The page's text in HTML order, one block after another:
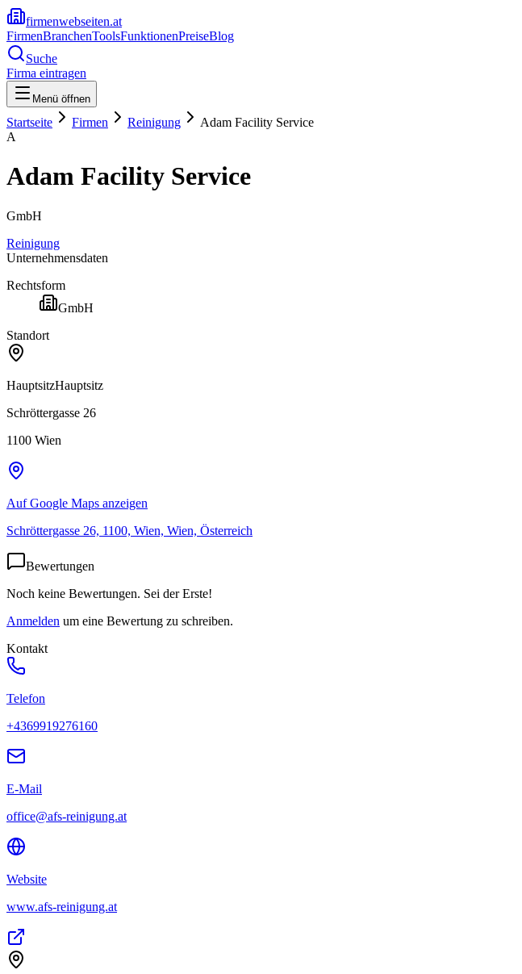
firmenwebseiten.at
FirmenBranchenToolsFunktionenPreiseBlog
Suche
Firma eintragen
Menü öffnen
Startseite Firmen Reinigung
Adam Facility Service
A
Adam Facility Service
GmbH
Reinigung
Unternehmensdaten
Rechtsform
GmbH
Standort
HauptsitzHauptsitz
Schröttergasse 26
1100 Wien
Auf Google Maps anzeigen
Schröttergasse 26, 1100, Wien, Wien, Österreich
Bewertungen
Noch keine Bewertungen. Sei der Erste!
Anmelden um eine Bewertung zu schreiben.
Kontakt
Telefon
+4369919276160
E-Mail
office@afs-reinigung.at
Website
www.afs-reinigung.at